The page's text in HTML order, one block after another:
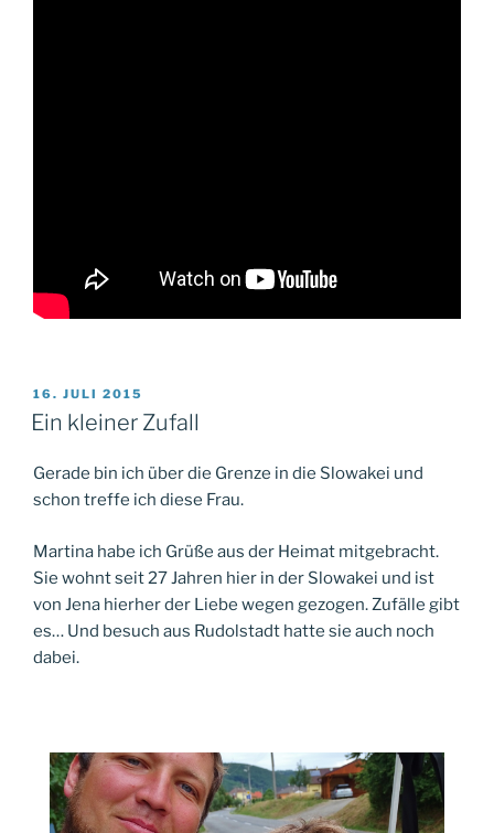
VERÖFFENTLICHT
AM
16. JULI 2015
Ein kleiner Zufall
Gerade bin ich über die Grenze in die Slowakei und
schon treffe ich diese Frau.
Martina habe ich Grüße aus der Heimat mitgebracht.
Sie wohnt seit 27 Jahren hier in der Slowakei und ist
von Jena hierher der Liebe wegen gezogen. Zufälle gibt
es… Und besuch aus Rudolstadt hatte sie auch noch
dabei.